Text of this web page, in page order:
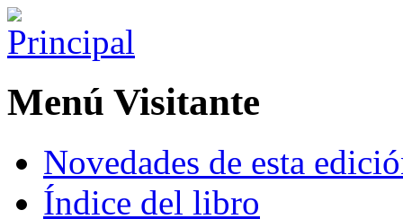
Menú Visitante
Novedades de esta
Índice del libro